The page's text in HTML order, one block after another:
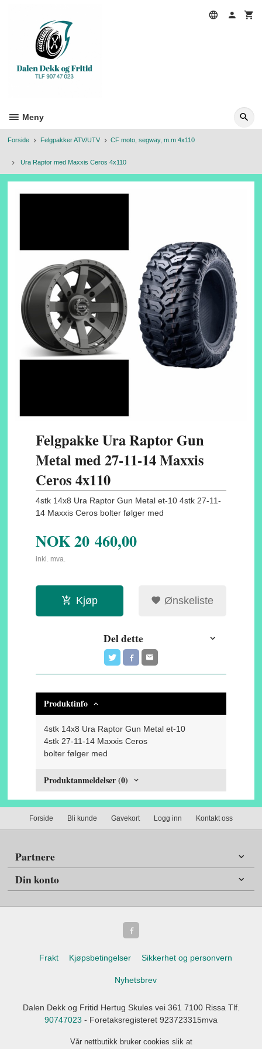
Meny
Forside Felgpakker ATV/UTV CF moto, segway, m.m 4x110
Ura Raptor med Maxxis Ceros 4x110
Felgpakke Ura Raptor Gun
Metal med 27-11-14 Maxxis
Ceros 4x110
4stk 14x8 Ura Raptor Gun Metal et-10 4stk 27-11-
14 Maxxis Ceros bolter følger med
NOK20 460,00
inkl. mva.
Kjøp Ønskeliste
Del dette
Produktinfo
4stk 14x8 Ura Raptor Gun Metal et-10
4stk 27-11-14 Maxxis Ceros
bolter følger med
Produktanmeldelser (0)
Forside Bli kunde Gavekort Logg inn Kontakt oss
Partnere
Din konto
Frakt Kjøpsbetingelser Sikkerhet og personvern
Nyhetsbrev
Dalen Dekk og Fritid Hertug Skules vei 361 7100 Rissa Tlf.
90747023 - Foretaksregisteret 923723315mva
Vår nettbutikk bruker cookies slik at